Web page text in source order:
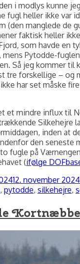
i modlys kunne
fugl heller ikke var
(den manglede de
faktisk heller
som havde en
mens Pytodde-
Så jeg kommer til
tre forskellige – og
har set måske
et mindre influx til
Silkehejre
inden at
den seneste
fugle på
(ifølge
12. november 2024
, pytodde, silkehejre,